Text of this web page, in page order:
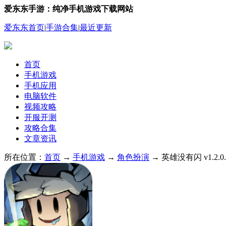
爱东东手游：纯净手机游戏下载网站
爱东东首页|手游合集|最近更新
首页
手机游戏
手机应用
电脑软件
视频攻略
开服开测
攻略合集
文章资讯
所在位置： 首页 → 手机游戏 → 角色扮演 → 英雄没有闪